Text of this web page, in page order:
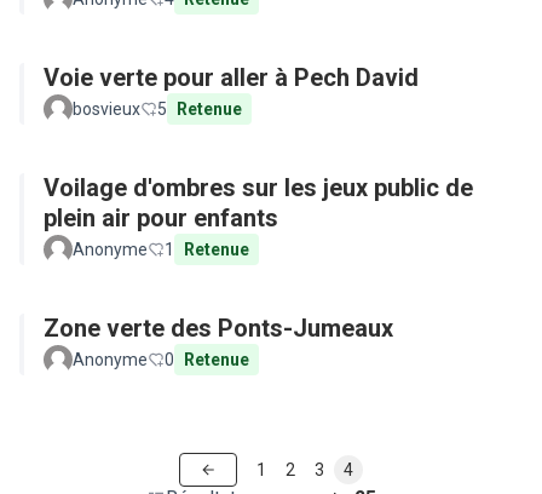
Voie verte pour aller à Pech David
bosvieux 5 Retenue
Voilage d'ombres sur les jeux public de
plein air pour enfants
Anonyme 1 Retenue
Zone verte des Ponts-Jumeaux
Anonyme 0 Retenue
1 2 3 4